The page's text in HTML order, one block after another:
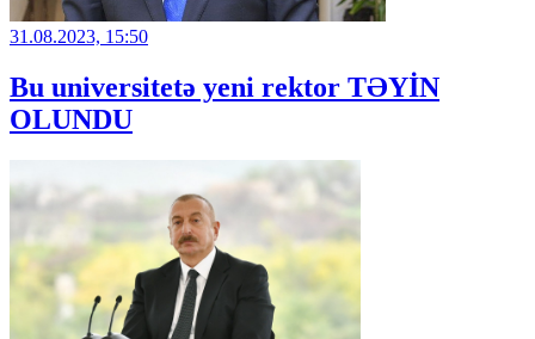
31.08.2023, 15:50
Bu universitetə yeni rektor TƏYİN
OLUNDU